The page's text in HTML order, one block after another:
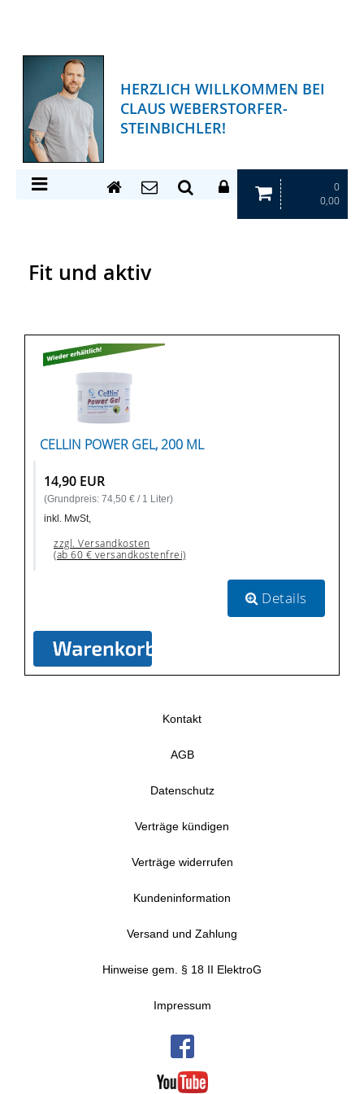
HERZLICH WILLKOMMEN BEI
CLAUS WEBERSTORFER-
STEINBICHLER!
0
0,00
Fit und aktiv
CELLIN POWER GEL, 200 ML
14,90 EUR
(Grundpreis: 74,50 € / 1 Liter)
inkl. MwSt,
zzgl. Versandkosten
(ab 60 € versandkostenfrei)
Details
Kontakt
AGB
Datenschutz
Verträge kündigen
Verträge widerrufen
Kundeninformation
Versand und Zahlung
Hinweise gem. § 18 II ElektroG
Impressum